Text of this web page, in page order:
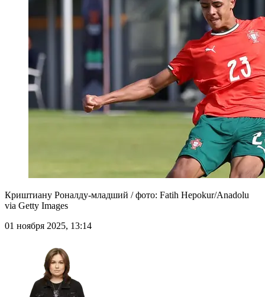
Криштиану Роналду-младший / фото: Fatih Hepokur/Anadolu
via Getty Images
01 ноября 2025, 13:14